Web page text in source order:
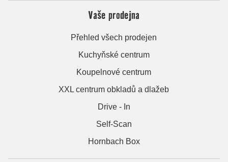
Vaše prodejna
Přehled všech prodejen
Kuchyňské centrum
Koupelnové centrum
XXL centrum obkladů a dlažeb
Drive - In
Self-Scan
Hornbach Box